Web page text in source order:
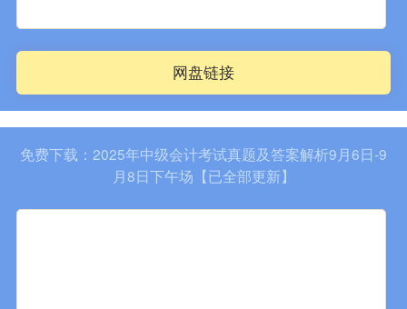
网盘链接
免费下载：2025年中级会计考试真题及答案解析9月6日-9
月8日下午场【已全部更新】